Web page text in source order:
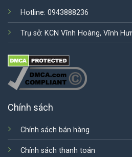
Hotline: 0943888236
Trụ sở: KCN Vĩnh Hoàng, Vĩnh
Chính sách
Chính sách bán hàng
Chính sách thanh toán